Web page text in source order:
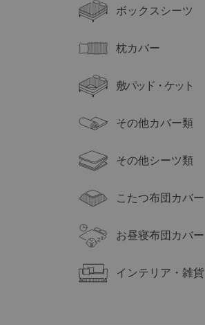
ボックスシーツ
枕カバー
敷パッド・ケット
その他カバー類
その他シーツ類
こたつ布団カバー
お昼寝布団カバー
インテリア・雑貨